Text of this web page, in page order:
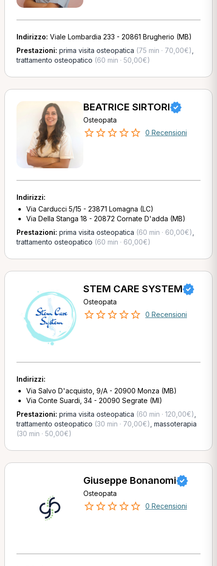
Indirizzo: Viale Lombardia 233 - 20861 Brugherio (MB)
Prestazioni: prima visita osteopatica (75 min · 70,00€)
trattamento osteopatico (60 min · 50,00€)
BEATRICE SIRTORI
Osteopata
0 Recensioni
Indirizzi:
Via Carducci 5/15 - 23871 Lomagna (LC)
Via Della Stanga 18 - 20872 Cornate D'adda (MB)
Prestazioni: prima visita osteopatica (60 min · 60,00€)
trattamento osteopatico (60 min · 60,00€)
STEM CARE SYSTEM
Osteopata
0 Recensioni
Indirizzi:
Via Salvo D'acquisto, 9/A - 20900 Monza (MB)
Via Conte Suardi, 34 - 20090 Segrate (MI)
Prestazioni: prima visita osteopatica (60 min · 120,00€)
trattamento osteopatico (30 min · 70,00€) massoterapia
(30 min · 50,00€)
Giuseppe Bonanomi
Osteopata
0 Recensioni